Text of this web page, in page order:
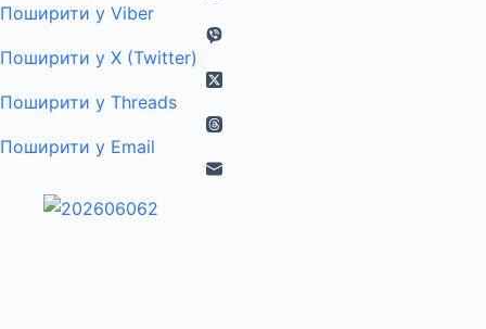
Поширити у Viber
Поширити у X (Twitter)
Поширити у Threads
Поширити у Email